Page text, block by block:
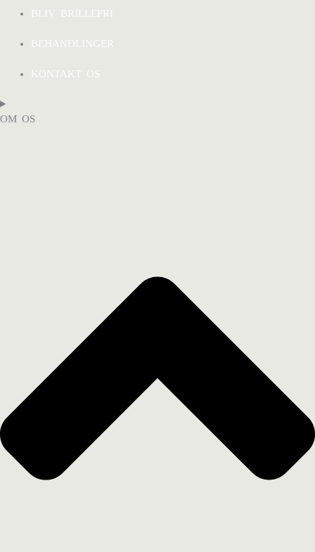
BLIV BRILLEFRI
BEHANDLINGER
KONTAKT OS
OM OS